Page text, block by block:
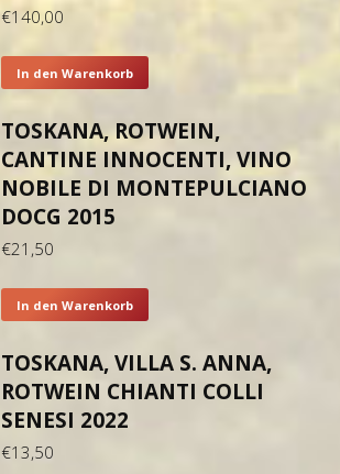
€140,00
In den Warenkorb
TOSKANA, ROTWEIN,
CANTINE INNOCENTI, VINO
NOBILE DI MONTEPULCIANO
DOCG 2015
€21,50
In den Warenkorb
TOSKANA, VILLA S. ANNA,
ROTWEIN CHIANTI COLLI
SENESI 2022
€13,50